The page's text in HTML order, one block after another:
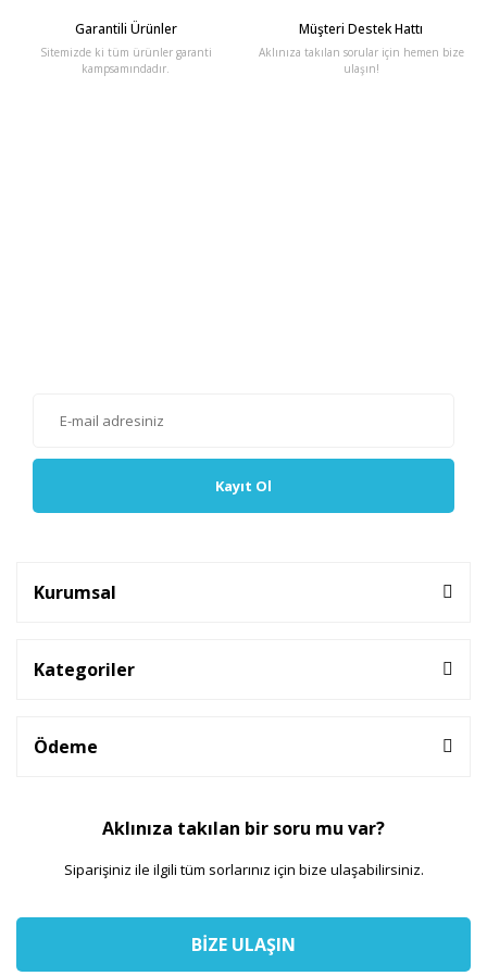
Garantili Ürünler
Sitemizde ki tüm ürünler garanti
kampsamındadır.
Müşteri Destek Hattı
Aklınıza takılan sorular için hemen bize
ulaşın!
Kayıt Ol
Kurumsal
Kategoriler
Ödeme
Aklınıza takılan bir soru mu var?
Siparişiniz ile ilgili tüm sorlarınız için bize ulaşabilirsiniz.
BİZE ULAŞIN